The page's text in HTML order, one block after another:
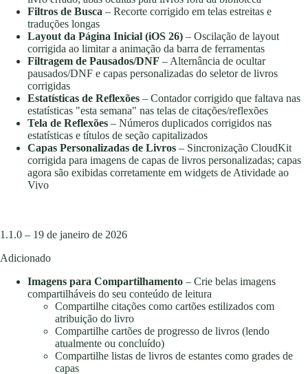
Filtros de Busca – Recorte corrigido em telas estreitas e
traduções longas
Layout da Página Inicial (iOS 26) – Oscilação de layout
corrigida ao limitar a animação da barra de ferramentas
Filtragem de Pausados/DNF – Alternância de ocultar
pausados/DNF e capas personalizadas do seletor de livros
corrigidas
Estatísticas de Reflexões – Contador corrigido que faltava nas
estatísticas "esta semana" nas telas de citações/reflexões
Tela de Reflexões – Números duplicados corrigidos nas
estatísticas e títulos de seção capitalizados
Capas Personalizadas de Livros – Sincronização CloudKit
corrigida para imagens de capas de livros personalizadas; capas
agora são exibidas corretamente em widgets de Atividade ao
Vivo
1.1.0 – 19 de janeiro de 2026
Adicionado
Imagens para Compartilhamento – Crie belas imagens
compartilháveis do seu conteúdo de leitura
Compartilhe citações como cartões estilizados com
atribuição do livro
Compartilhe cartões de progresso de livros (lendo
atualmente ou concluído)
Compartilhe listas de livros de estantes como grades de
capas